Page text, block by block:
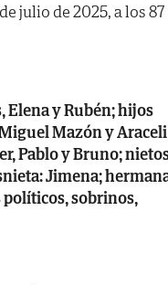
julio de 2025, a los 87
Elena y Rubén; hijos
Mazón y Araceli
Pablo y Bruno;
Jimena;
sobrinos,